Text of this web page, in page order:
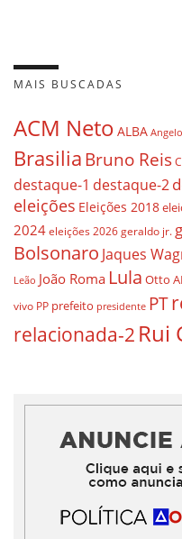
MAIS BUSCADAS
ACM Neto ALBA
BrasiliaBruno Reis
destaque-1 destaque-2
eleições Eleições 2018
2024 eleições 2026 geraldo jr.
Bolsonaro Jaques
Leão João Roma Lula Otto
vivo PP prefeito presidente PT
relacionada-2 Rui